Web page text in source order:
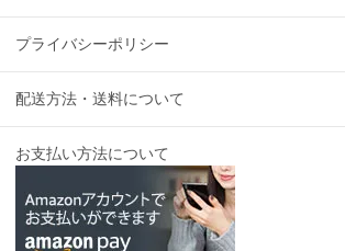
プライバシーポリシー
配送方法・送料について
お支払い方法について